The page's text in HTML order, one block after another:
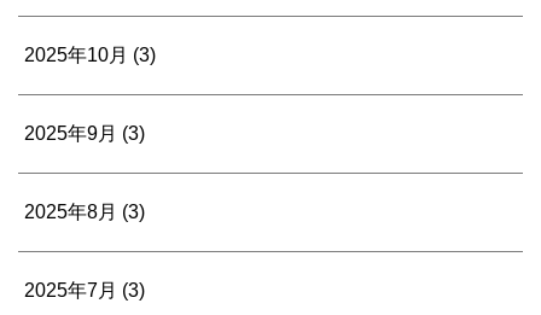
2025年10月 (3)
2025年9月 (3)
2025年8月 (3)
2025年7月 (3)